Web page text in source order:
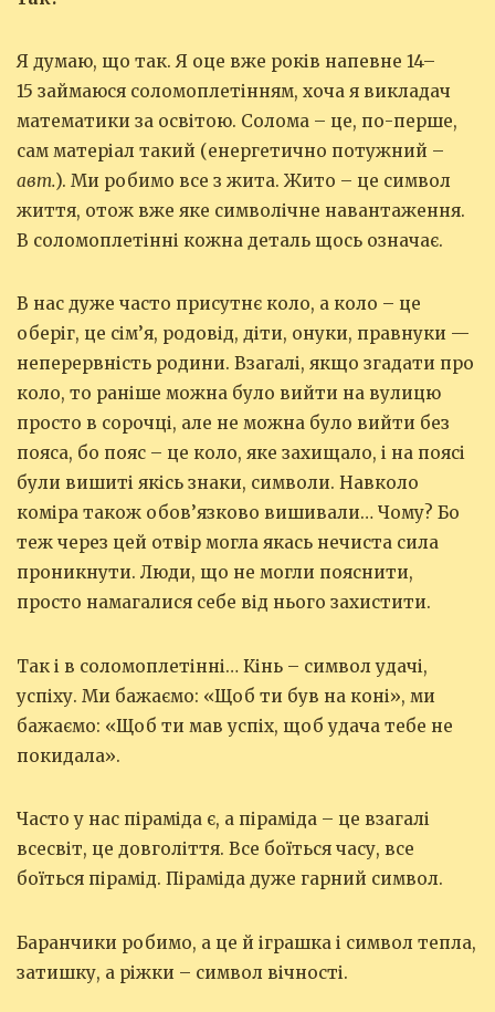
Я думаю, що так. Я оце вже років напевне 14–
15 займаюся соломоплетінням, хоча я викладач
математики за освітою. Солома – це, по-перше,
сам матеріал такий (енергетично потужний –
авт.). Ми робимо все з жита. Жито – це символ
життя, отож вже яке символічне навантаження.
В соломоплетінні кожна деталь щось означає.
В нас дуже часто присутнє коло, а коло – це
оберіг, це сім’я, родовід, діти, онуки, правнуки —
неперервність родини. Взагалі, якщо згадати про
коло, то раніше можна було вийти на вулицю
просто в сорочці, але не можна було вийти без
пояса, бо пояс – це коло, яке захищало, і на поясі
були вишиті якісь знаки, символи. Навколо
коміра також обов’язково вишивали… Чому? Бо
теж через цей отвір могла якась нечиста сила
проникнути. Люди, що не могли пояснити,
просто намагалися себе від нього захистити.
Так і в соломоплетінні… Кінь – символ удачі,
успіху. Ми бажаємо: «Щоб ти був на коні», ми
бажаємо: «Щоб ти мав успіх, щоб удача тебе не
покидала».
Часто у нас піраміда є, а піраміда – це взагалі
всесвіт, це довголіття. Все боїться часу, все
боїться пірамід. Піраміда дуже гарний символ.
Баранчики робимо, а це й іграшка і символ тепла,
затишку, а ріжки – символ вічності.